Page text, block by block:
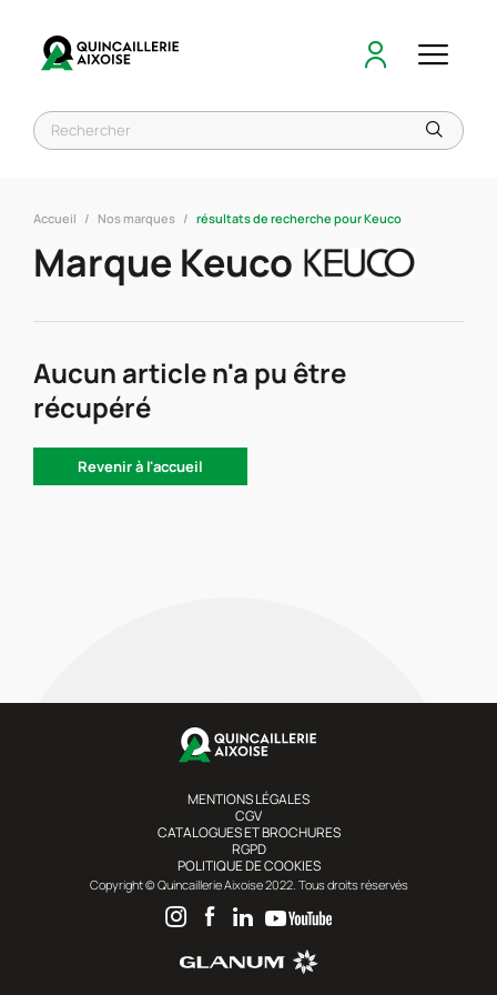
Accueil Nos marques résultats de recherche pour Keuco
Marque Keuco
Aucun article n'a pu être
récupéré
Revenir à l'accueil
MENTIONS LÉGALES
CGV
CATALOGUES ET BROCHURES
RGPD
POLITIQUE DE COOKIES
Copyright © Quincaillerie Aixoise 2022. Tous droits réservés